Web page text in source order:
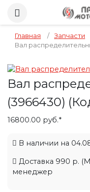
Главная / Запчасти
Вал
Вал
(3966430)
16800.00 руб.*
В наличии на
Доставка 990 р.
менеджер